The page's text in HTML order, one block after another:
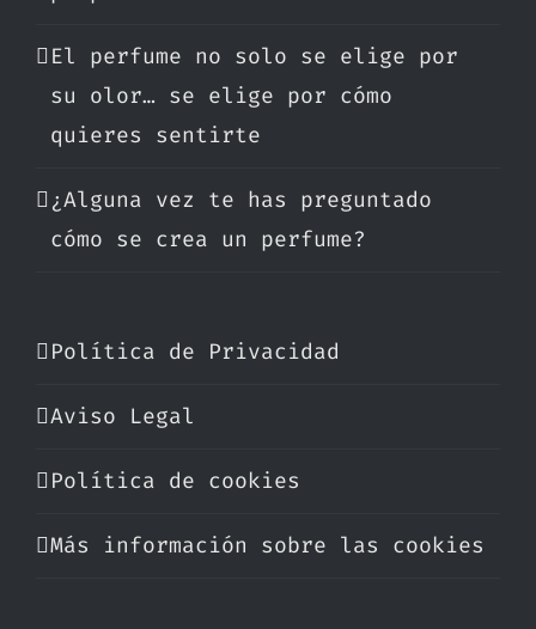
El perfume no solo se elige por
su olor… se elige por cómo
quieres sentirte
¿Alguna vez te has preguntado
cómo se crea un perfume?
Política de Privacidad
Aviso Legal
Política de cookies
Más información sobre las cookies